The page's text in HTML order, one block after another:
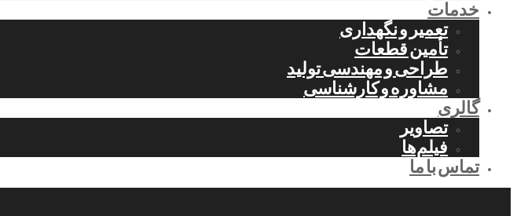
خدمات
تعمیر و نگهداری
تأمین قطعات
طراحی و مهندسی تولید
مشاوره و کارشناسی
گالری
تصاویر
فیلم‌ها
تماس با ما